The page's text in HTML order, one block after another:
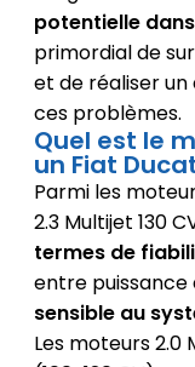
potentielle
primordial de
et de réaliser
ces problèmes.
Quel est le
un Fiat
Parmi les
2.3 Multijet 130
termes de
entre
sensible au
Les moteurs 2.0